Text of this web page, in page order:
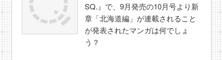
SQ.』で、9月発売の10月号より新
章「北海道編」が連載されること
が発表されたマンガは何でしょ
う？